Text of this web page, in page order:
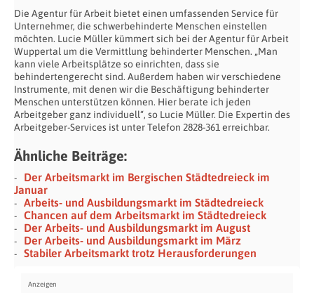
Die Agentur für Arbeit bietet einen umfassenden Service für
Unternehmer, die schwerbehinderte Menschen einstellen
möchten. Lucie Müller kümmert sich bei der Agentur für Arbeit
Wuppertal um die Vermittlung behinderter Menschen. „Man
kann viele Arbeitsplätze so einrichten, dass sie
behindertengerecht sind. Außerdem haben wir verschiedene
Instrumente, mit denen wir die Beschäftigung behinderter
Menschen unterstützen können. Hier berate ich jeden
Arbeitgeber ganz individuell“, so Lucie Müller. Die Expertin des
Arbeitgeber-Services ist unter Telefon 2828-361 erreichbar.
Ähnliche Beiträge:
Der Arbeitsmarkt im Bergischen Städtedreieck im
Januar
Arbeits- und Ausbildungsmarkt im Städtedreieck
Chancen auf dem Arbeitsmarkt im Städtedreieck
Der Arbeits- und Ausbildungsmarkt im August
Der Arbeits- und Ausbildungsmarkt im März
Stabiler Arbeitsmarkt trotz Herausforderungen